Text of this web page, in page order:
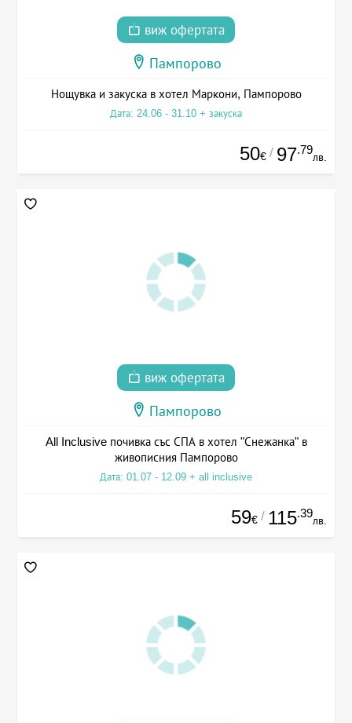
виж офертата
Пампорово
Нощувка и закуска в хотел Маркони, Пампорово
Дата: 24.06 - 31.10 + закуска
50€ / 97.79
лв.
виж офертата
Пампорово
All Inclusive почивка със СПА в хотел "Снежанка" в
живописния Пампорово
Дата: 01.07 - 12.09 + all inclusive
59€ / 115.39
лв.